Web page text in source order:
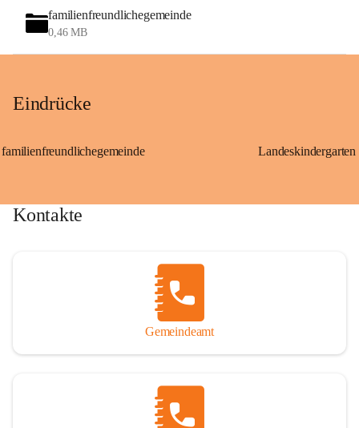
familienfreundlichegemeinde
0,46 MB
Eindrücke
familienfreundlichegemeinde
Kontakte
Gemeindeamt